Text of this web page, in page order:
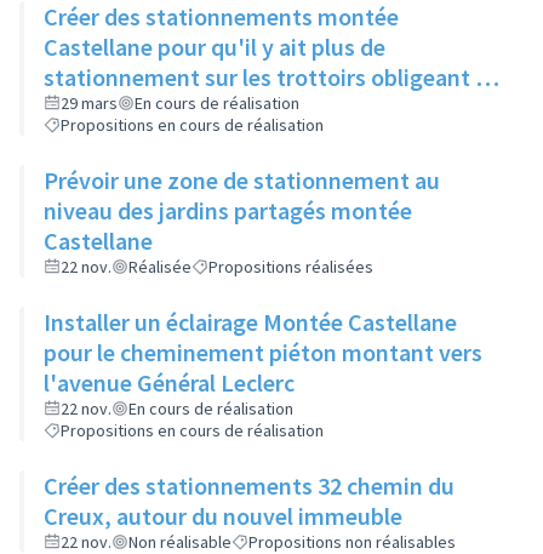
Créer des stationnements montée
Castellane pour qu'il y ait plus de
stationnement sur les trottoirs obligeant les
piétons à passer sur la route
29 mars
En cours de réalisation
Propositions en cours de réalisation
Prévoir une zone de stationnement au
niveau des jardins partagés montée
Castellane
22 nov. Réalisée Propositions réalisées
Installer un éclairage Montée Castellane
pour le cheminement piéton montant vers
l'avenue Général Leclerc
22 nov.
En cours de réalisation
Propositions en cours de réalisation
Créer des stationnements 32 chemin du
Creux, autour du nouvel immeuble
22 nov. Non réalisable Propositions non réalisables